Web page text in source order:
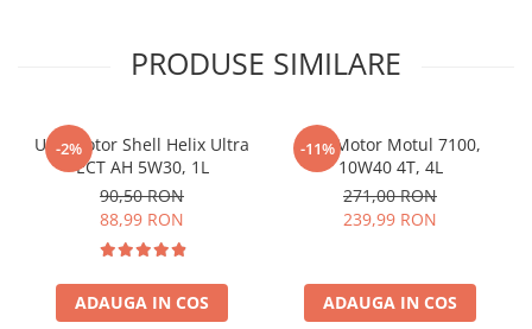
PRODUSE SIMILARE
-2%
Ulei motor Shell Helix Ultra
ECT AH 5W30, 1L
90,50 RON
88,99 RON
ADAUGA IN COS
-11%
Ulei Motor Motul 7100,
10W40 4T, 4L
271,00 RON
239,99 RON
ADAUGA IN COS